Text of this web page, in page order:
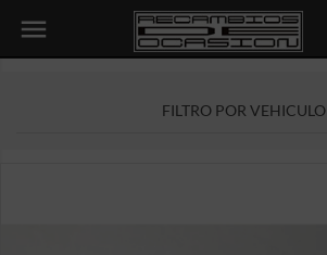

FILTRO POR VEHICULO